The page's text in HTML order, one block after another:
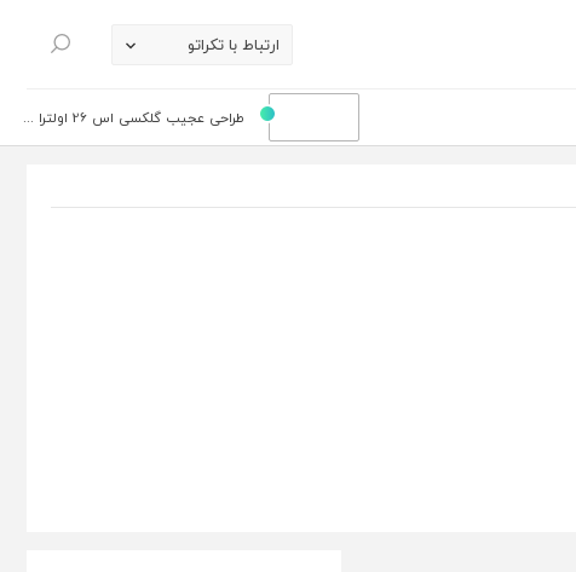
ارتباط با تکراتو
جستجو
طراحی عجیب گلکسی اس 26 اولترا ...